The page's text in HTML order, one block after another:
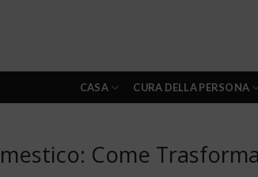
CASA CURA DELLA PERSONA
Come